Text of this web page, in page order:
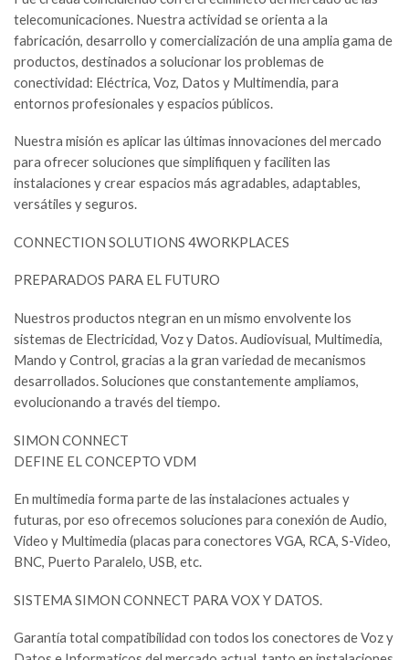
telecomunicaciones. Nuestra actividad se orienta a la
fabricación, desarrollo y comercialización de una amplia gama de
productos, destinados a solucionar los problemas de
conectividad: Eléctrica, Voz, Datos y Multimendia, para
entornos profesionales y espacios públicos.
Nuestra misión es aplicar las últimas innovaciones del mercado
para ofrecer soluciones que simplifiquen y faciliten las
instalaciones y crear espacios más agradables, adaptables,
versátiles y seguros.
CONNECTION SOLUTIONS 4WORKPLACES
PREPARADOS PARA EL FUTURO
Nuestros productos ntegran en un mismo envolvente los
sistemas de Electricidad, Voz y Datos. Audiovisual, Multimedia,
Mando y Control, gracias a la gran variedad de mecanismos
desarrollados. Soluciones que constantemente ampliamos,
evolucionando a través del tiempo.
SIMON CONNECT
DEFINE EL CONCEPTO VDM
En multimedia forma parte de las instalaciones actuales y
futuras, por eso ofrecemos soluciones para conexión de Audio,
Video y Multimedia (placas para conectores VGA, RCA, S-Video,
BNC, Puerto Paralelo, USB, etc.
SISTEMA SIMON CONNECT PARA VOX Y DATOS.
Garantía total compatibilidad con todos los conectores de Voz y